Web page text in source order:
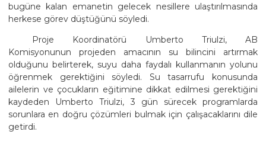
bugüne kalan emanetin gelecek nesillere ulaştırılmasında
herkese görev düştüğünü söyledi.
Proje Koordinatörü Umberto Triulzi, AB
Komisyonunun projeden amacının su bilincini artırmak
olduğunu belirterek, suyu daha faydalı kullanmanın yolunu
öğrenmek gerektiğini söyledi. Su tasarrufu konusunda
ailelerin ve çocukların eğitimine dikkat edilmesi gerektiğini
kaydeden Umberto Triulzi, 3 gün sürecek programlarda
sorunlara en doğru çözümleri bulmak için çalışacaklarını dile
getirdi.